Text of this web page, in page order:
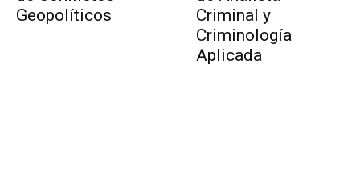
Geopolíticos
Criminal y
Criminología
Aplicada